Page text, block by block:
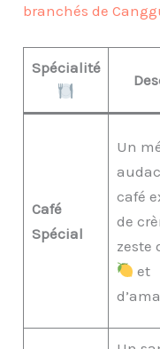
branchés de
Spécialité
Café
Spécial
Un
café
de
zeste
et